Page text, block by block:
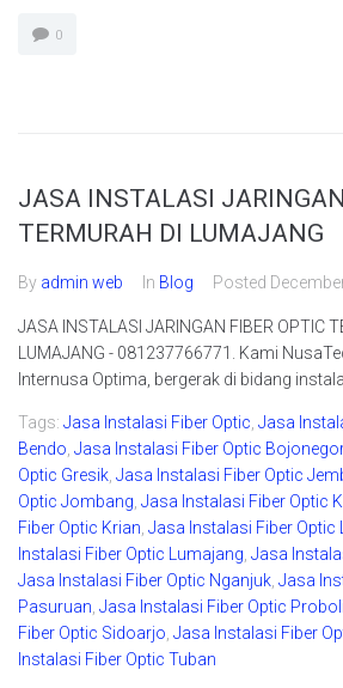
0
JASA INSTALASI
TERMURAH DI LUMAJANG
By admin web In Blog Posted
JASA INSTALASI JARINGAN FIBER OPTIC
LUMAJANG - 081237766771. Kami
Internusa Optima, bergerak di bidang
Tags: Jasa Instalasi Fiber Optic Jasa
Bendo Jasa Instalasi Fiber Optic
Optic Gresik Jasa Instalasi Fiber Optic
Optic Jombang Jasa Instalasi Fiber Optic
Fiber Optic Krian Jasa Instalasi Fiber Optic
Instalasi Fiber Optic Lumajang Jasa
Jasa Instalasi Fiber Optic Nganjuk Jasa
Pasuruan Jasa Instalasi Fiber Optic
Fiber Optic Sidoarjo Jasa Instalasi Fiber
Instalasi Fiber Optic Tuban